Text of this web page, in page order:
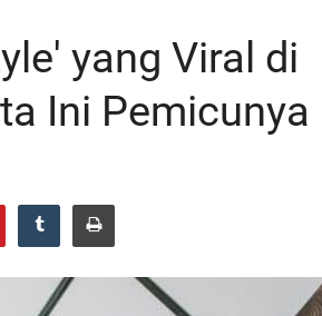
yang Viral di
Ini Pemicunya